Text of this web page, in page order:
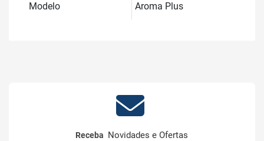
Modelo Aroma Plus
Receba Novidades e Ofertas